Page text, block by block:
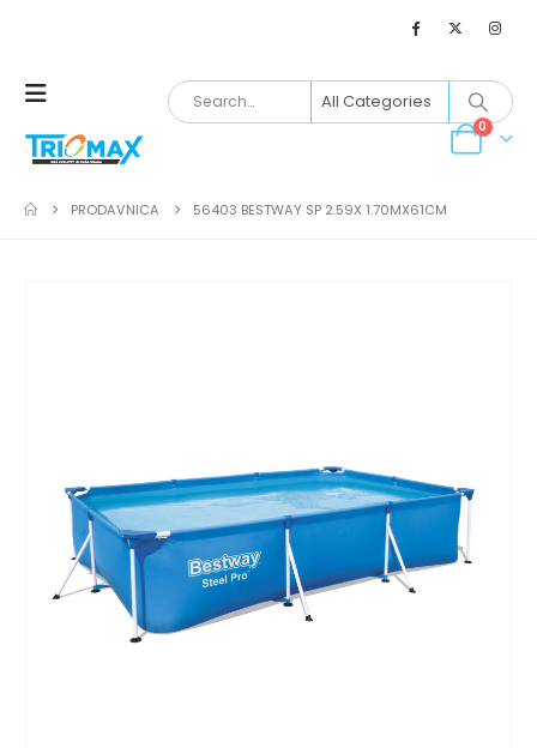
0
PRODAVNICA 56403 BESTWAY SP 2.59X 1.70MX61CM